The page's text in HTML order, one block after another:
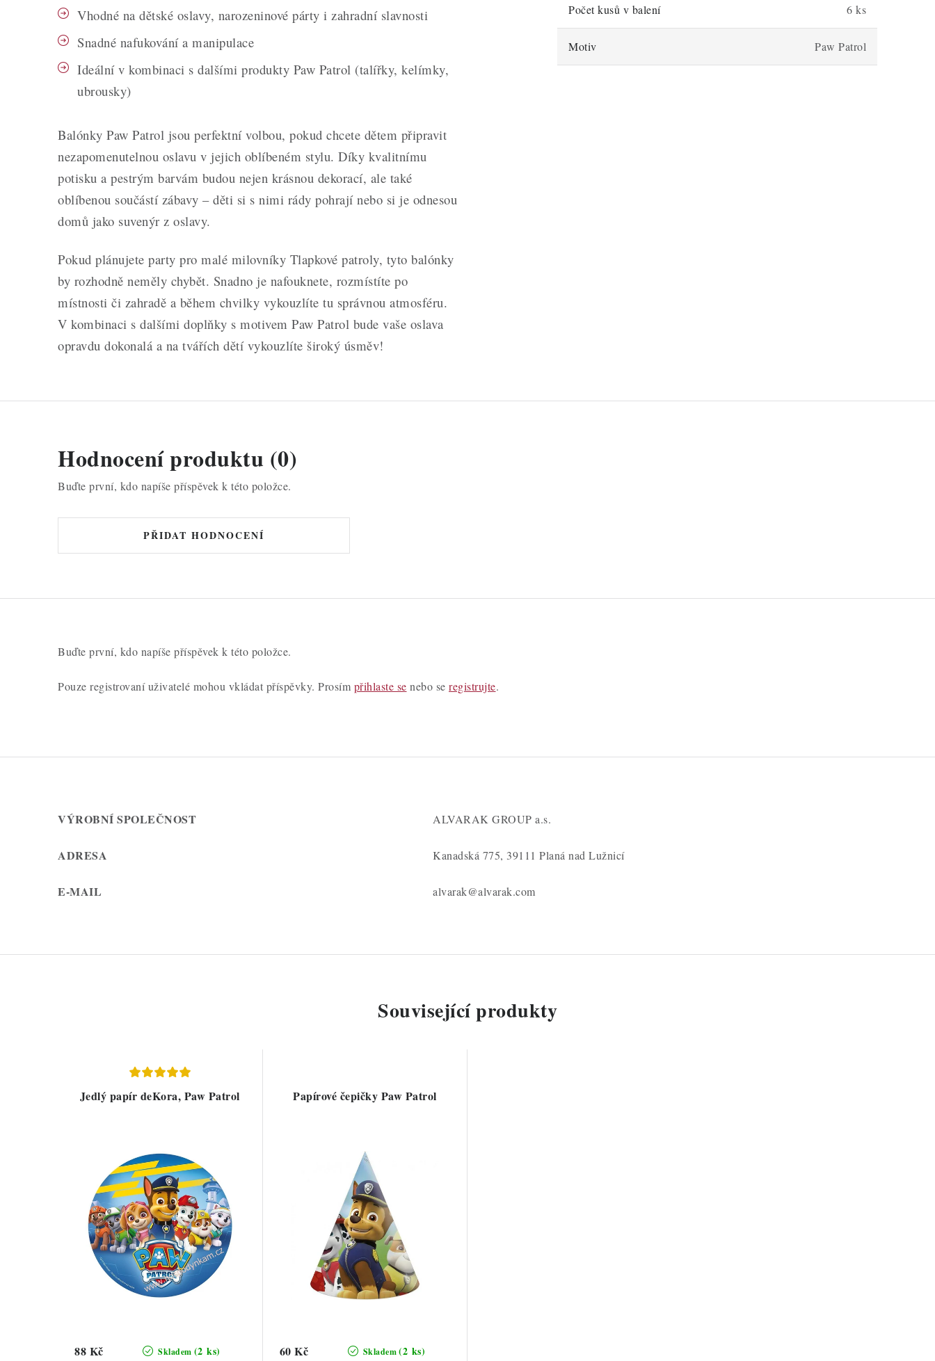
Vhodné na dětské oslavy, narozeninové párty i zahradní slavnosti
Snadné nafukování a manipulace
Ideální v kombinaci s dalšími produkty Paw Patrol (talířky, kelímky,
ubrousky)
Balónky Paw Patrol jsou perfektní volbou, pokud chcete dětem připravit
nezapomenutelnou oslavu v jejich oblíbeném stylu. Díky kvalitnímu
potisku a pestrým barvám budou nejen krásnou dekorací, ale také
oblíbenou součástí zábavy – děti si s nimi rády pohrají nebo si je odnesou
domů jako suvenýr z oslavy.
Pokud plánujete party pro malé milovníky Tlapkové patroly, tyto balónky
by rozhodně neměly chybět. Snadno je nafouknete, rozmístíte po
místnosti či zahradě a během chvilky vykouzlíte tu správnou atmosféru.
V kombinaci s dalšími doplňky s motivem Paw Patrol bude vaše oslava
opravdu dokonalá a na tvářích dětí vykouzlíte široký úsměv!
Počet kusů v balení 6 ks
Motiv Paw Patrol
Hodnocení produktu (0)
Buďte první, kdo napíše příspěvek k této položce.
PŘIDAT HODNOCENÍ
Buďte první, kdo napíše příspěvek k této položce.
Pouze registrovaní uživatelé mohou vkládat příspěvky. Prosím přihlaste se nebo se registrujte.
VÝROBNÍ SPOLEČNOST ALVARAK GROUP a.s.
ADRESA Kanadská 775, 39111 Planá nad Lužnicí
E-MAIL alvarak@alvarak.com
Související produkty
Jedlý papír deKora, Paw Patrol
Skladem (2 ks)
88 Kč
Papírové čepičky Paw Patrol
Skladem(2 ks)
60 Kč